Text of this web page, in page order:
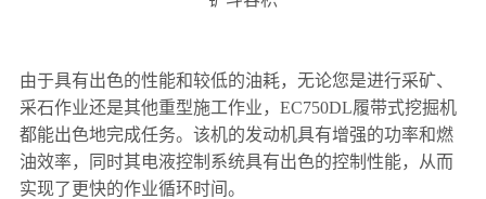
由于具有出色的性能和较低的油耗，无论您是进行采矿、
采石作业还是其他重型施工作业，EC750DL履带式挖掘机
都能出色地完成任务。该机的发动机具有增强的功率和燃
油效率，同时其电液控制系统具有出色的控制性能，从而
实现了更快的作业循环时间。